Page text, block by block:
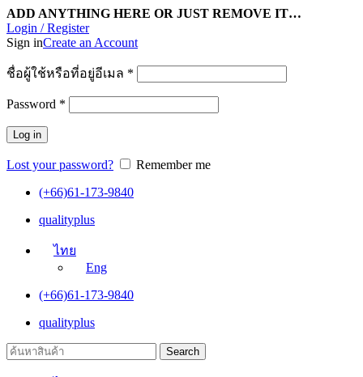
ADD ANYTHING HERE OR JUST REMOVE IT…
Login / Register
Sign inCreate an Account
ชื่อผู้ใช้หรือที่อยู่อีเมล *
Password *
Log in
Lost your password?
Remember me
(+66)61-173-9840
qualityplus
ไทย
Eng
(+66)61-173-9840
qualityplus
Search